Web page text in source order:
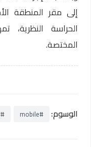
إلى مقر المنطقة
الحراسة النظرية،
المختصة.
الوسوم: #mobile